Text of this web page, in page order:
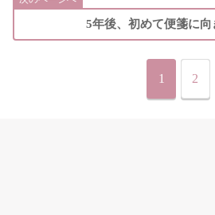
5年後、初めて便箋に向
1 2